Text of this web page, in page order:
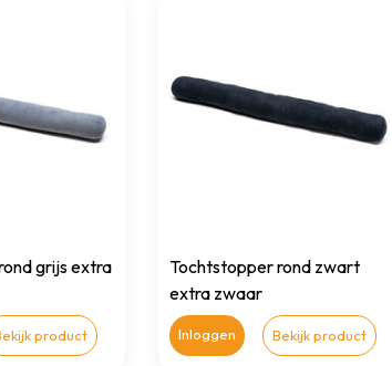
grijs extra
product
Tochtstopper rond zwart
extra zwaar
Inloggen Bekijk product